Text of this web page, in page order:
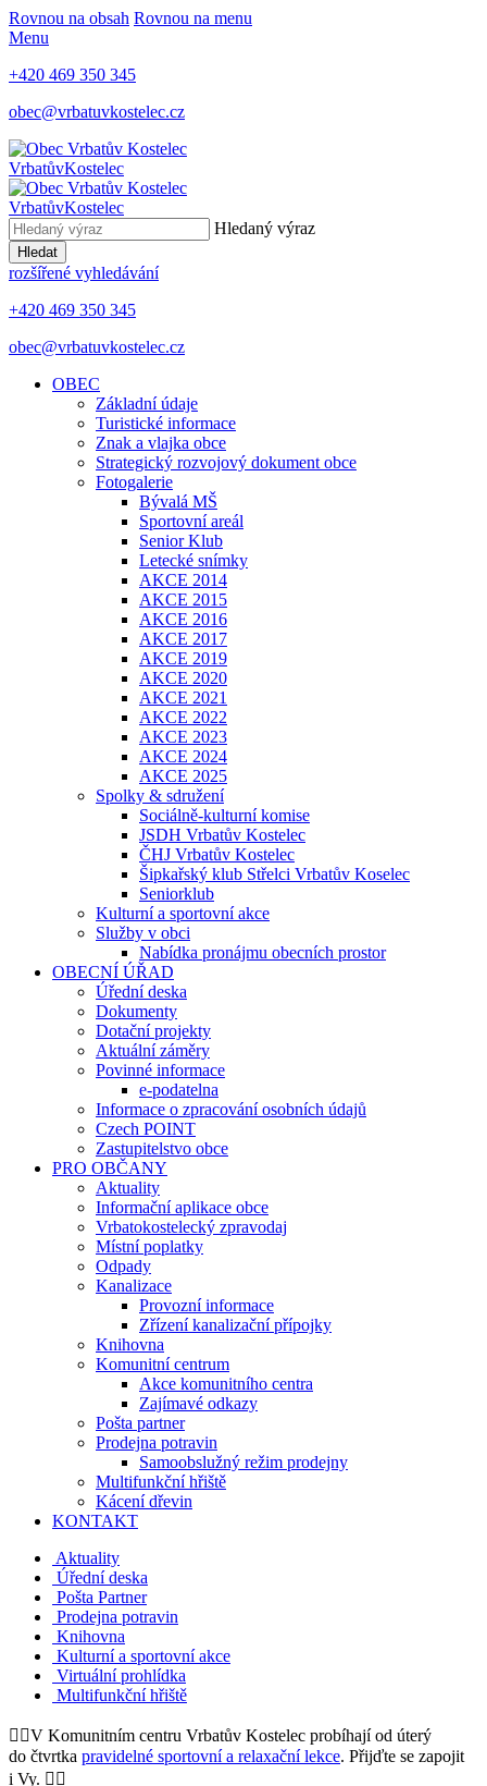
Rovnou na obsah Rovnou na menu
Menu
+420 469 350 345
obec@vrbatuvkostelec.cz
VrbatůvKostelec
VrbatůvKostelec
Hledaný výraz
Hledat
rozšířené vyhledávání
+420 469 350 345
obec@vrbatuvkostelec.cz
OBEC
Základní údaje
Turistické informace
Znak a vlajka obce
Strategický rozvojový dokument obce
Fotogalerie
Bývalá MŠ
Sportovní areál
Senior Klub
Letecké snímky
AKCE 2014
AKCE 2015
AKCE 2016
AKCE 2017
AKCE 2019
AKCE 2020
AKCE 2021
AKCE 2022
AKCE 2023
AKCE 2024
AKCE 2025
Spolky & sdružení
Sociálně-kulturní komise
JSDH Vrbatův Kostelec
ČHJ Vrbatův Kostelec
Šipkařský klub Střelci Vrbatův Koselec
Seniorklub
Kulturní a sportovní akce
Služby v obci
Nabídka pronájmu obecních prostor
OBECNÍ ÚŘAD
Úřední deska
Dokumenty
Dotační projekty
Aktuální záměry
Povinné informace
e-podatelna
Informace o zpracování osobních údajů
Czech POINT
Zastupitelstvo obce
PRO OBČANY
Aktuality
Informační aplikace obce
Vrbatokostelecký zpravodaj
Místní poplatky
Odpady
Kanalizace
Provozní informace
Zřízení kanalizační přípojky
Knihovna
Komunitní centrum
Akce komunitního centra
Zajímavé odkazy
Pošta partner
Prodejna potravin
Samoobslužný režim prodejny
Multifunkční hřiště
Kácení dřevin
KONTAKT
Aktuality
Úřední deska
Pošta Partner
Prodejna potravin
Knihovna
Kulturní a sportovní akce
Virtuální prohlídka
Multifunkční hřiště
🧘‍♀️​V Komunitním centru Vrbatův Kostelec probíhají od úterý
do čtvrtka pravidelné sportovní a relaxační lekce. Přijďte se zapojit
i Vy. 🤸‍♀️​